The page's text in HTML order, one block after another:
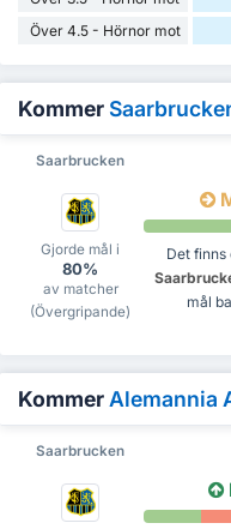
Över 4.5 - Hörnor mot
Kommer
Saarbrucken
Gjorde mål i
80%
av matcher
(Övergripande)
Det finns
mål
Kommer Alemannia
Saarbrucken